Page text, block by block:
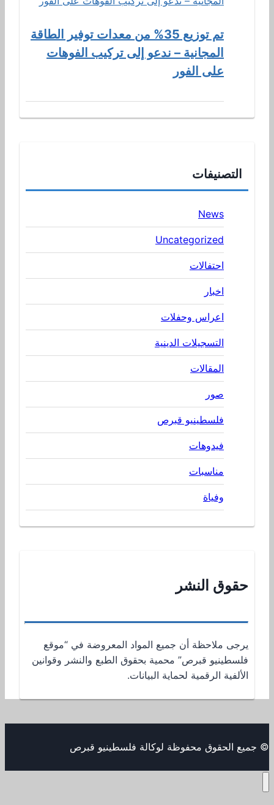
تم توزيع 35% من معدات توفير الطاقة
المجانية – ندعو إلى تركيب الفوهات
على الفور
التصنيفات
News
Uncategorized
احتفالات
اخبار
اعراس وحفلات
التسجيلات الدينية
المقالات
صور
فلسطينيو قبرص
فيدوهات
مناسبات
وفياة
حقوق النشر
يرجى ملاحظة أن جميع المواد المعروضة في “موقع
فلسطينيو قبرص” محمية بحقوق الطبع والنشر وقوانين
الألفية الرقمية لحماية البيانات.
© جميع الحقوق محفوظة لوكالة فلسطينيو قبرص